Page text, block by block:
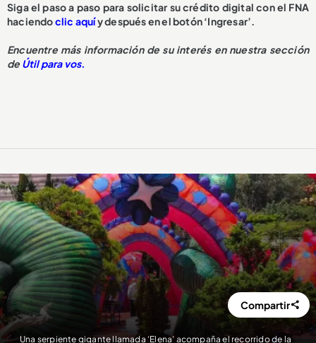
Siga el paso a paso para solicitar su crédito digital con el FNA
haciendoclic aquíy después en el botón ‘Ingresar’.
Encuentre más información de su interés en nuestra sección
deÚtil para vos.
Una serpiente gigante llamada ‘Elena’ acompaña el recorrido de la
Compartir